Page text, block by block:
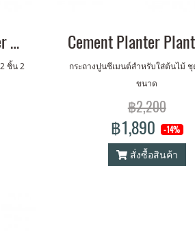
Cement Planter Planter w./ Tassel Set of 2 (S,M)
ชิ้น 2
กระถางปูนซีเมนต์สำหรับใส่ต้นไม้
ขนาด
฿2,200
฿1,890 -14%
สั่งซื้อสินค้า